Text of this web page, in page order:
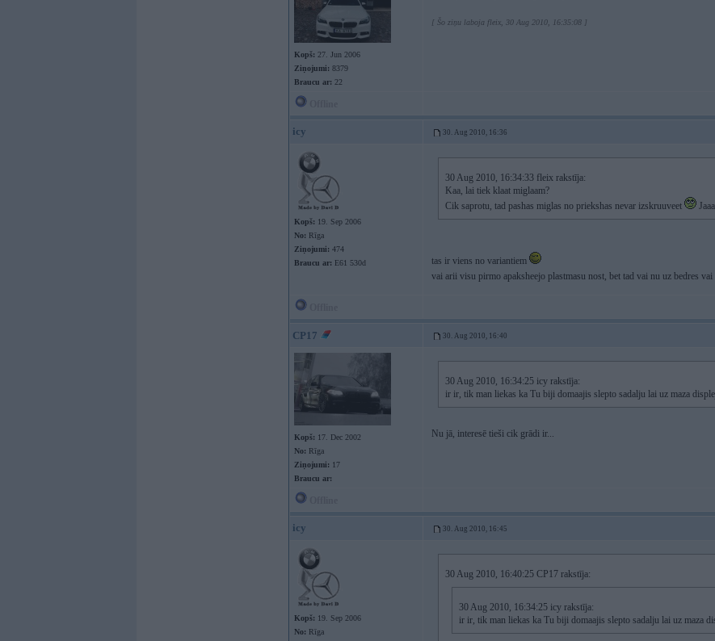
Kopš: 27. Jun 2006
Ziņojumi: 8379
Braucu ar: 22
[ Šo ziņu laboja fleix, 30 Aug 2010, 16:35:08 ]
icy 30. Aug 2010, 16:36
Kopš: 19. Sep 2006
No: Rīga
Ziņojumi: 474
Braucu ar: E61 530d
30 Aug 2010, 16:34:33 fleix rakstīja:
Kaa, lai tiek klaat miglaam?
Cik saprotu, tad pashas miglas no priekshas nevar izskruuveet
tas ir viens no variantiem
vai arii visu pirmo apaksheejo plastmasu nost, bet tad vai nu uz bedres vai
CP17 30. Aug 2010, 16:40
Kopš: 17. Dec 2002
No: Rīga
Ziņojumi: 17
Braucu ar:
30 Aug 2010, 16:34:25 icy rakstīja:
ir ir, tik man liekas ka Tu biji domaajis slepto sadalju lai uz maza
Nu jā, interesē tieši cik grādi ir...
icy 30. Aug 2010, 16:45
Kopš: 19. Sep 2006
No: Rīga
30 Aug 2010, 16:40:25 CP17 rakstīja:
30 Aug 2010, 16:34:25 icy rakstīja:
ir ir, tik man liekas ka Tu biji domaajis slepto sadalju lai uz maza